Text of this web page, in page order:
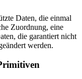
Daten, die einmal
Zuordnung, eine
die garantiert nicht
werden.